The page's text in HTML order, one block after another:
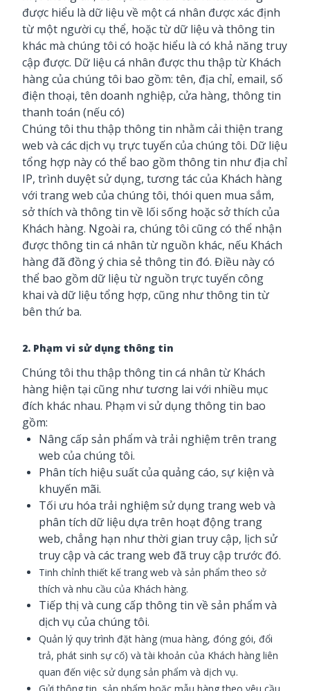
được hiểu là dữ liệu về một cá nhân được xác định
từ một người cụ thể, hoặc từ dữ liệu và thông tin
khác mà chúng tôi có hoặc hiểu là có khả năng truy
cập được. Dữ liệu cá nhân được thu thập từ Khách
hàng của chúng tôi bao gồm: tên, địa chỉ, email, số
điện thoại, tên doanh nghiệp, cửa hàng, thông tin
thanh toán (nếu có)
Chúng tôi thu thập thông tin nhằm cải thiện trang
web và các dịch vụ trực tuyến của chúng tôi. Dữ liệu
tổng hợp này có thể bao gồm thông tin như địa chỉ
IP, trình duyệt sử dụng, tương tác của Khách hàng
với trang web của chúng tôi, thói quen mua sắm,
sở thích và thông tin về lối sống hoặc sở thích của
Khách hàng. Ngoài ra, chúng tôi cũng có thể nhận
được thông tin cá nhân từ nguồn khác, nếu Khách
hàng đã đồng ý chia sẻ thông tin đó. Điều này có
thể bao gồm dữ liệu từ nguồn trực tuyến công
khai và dữ liệu tổng hợp, cũng như thông tin từ
bên thứ ba.
2. Phạm vi sử dụng thông tin
Chúng tôi thu thập thông tin cá nhân từ Khách
hàng hiện tại cũng như tương lai với nhiều mục
đích khác nhau. Phạm vi sử dụng thông tin bao
gồm:
Nâng cấp sản phẩm và trải nghiệm trên trang
web của chúng tôi.
Phân tích hiệu suất của quảng cáo, sự kiện và
khuyến mãi.
Tối ưu hóa trải nghiệm sử dụng trang web và
phân tích dữ liệu dựa trên hoạt động trang
web, chẳng hạn như thời gian truy cập, lịch sử
truy cập và các trang web đã truy cập trước đó.
Tinh chỉnh thiết kế trang web và sản phẩm theo sở
thích và nhu cầu của Khách hàng.
Tiếp thị và cung cấp thông tin về sản phẩm và
dịch vụ của chúng tôi.
Quản lý quy trình đặt hàng (mua hàng, đóng gói, đổi
trả, phát sinh sự cố) và tài khoản của Khách hàng liên
quan đến việc sử dụng sản phẩm và dịch vụ.